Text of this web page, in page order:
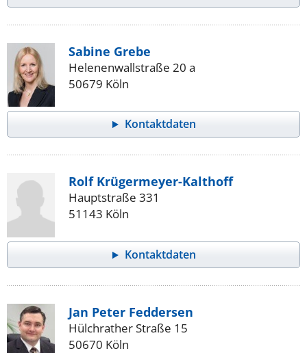
Sabine Grebe
Helenenwallstraße 20 a
50679 Köln
Kontaktdaten
Rolf Krügermeyer-Kalthoff
Hauptstraße 331
51143 Köln
Kontaktdaten
Jan Peter Feddersen
Hülchrather Straße 15
50670 Köln